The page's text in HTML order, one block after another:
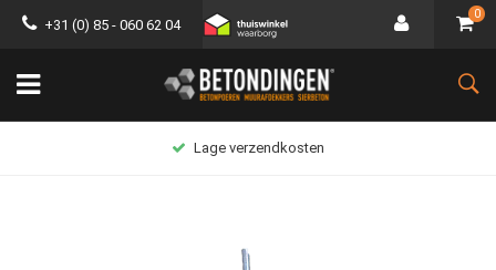
+31 (0) 85 - 060 62 04
0
Lage verzendkosten